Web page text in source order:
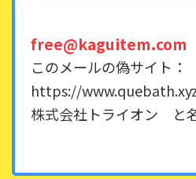
free@kaguitem.com
このメールの偽サイト：
https://
株式会社トライオン と